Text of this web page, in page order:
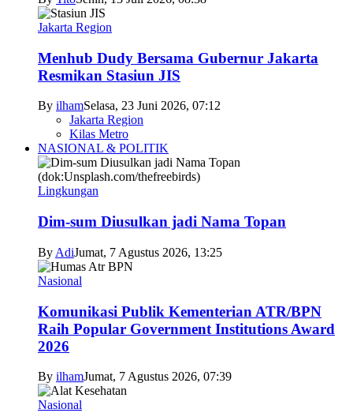
Jakarta Region
Menhub Dudy Bersama Gubernur Jakarta
Resmikan Stasiun JIS
By ilhamSelasa, 23 Juni 2026, 07:12
Jakarta Region
Kilas Metro
NASIONAL & POLITIK
Lingkungan
Dim-sum Diusulkan jadi Nama Topan
By AdiJumat, 7 Agustus 2026, 13:25
Nasional
Komunikasi Publik Kementerian ATR/BPN
Raih Popular Government Institutions Award
2026
By ilhamJumat, 7 Agustus 2026, 07:39
Nasional